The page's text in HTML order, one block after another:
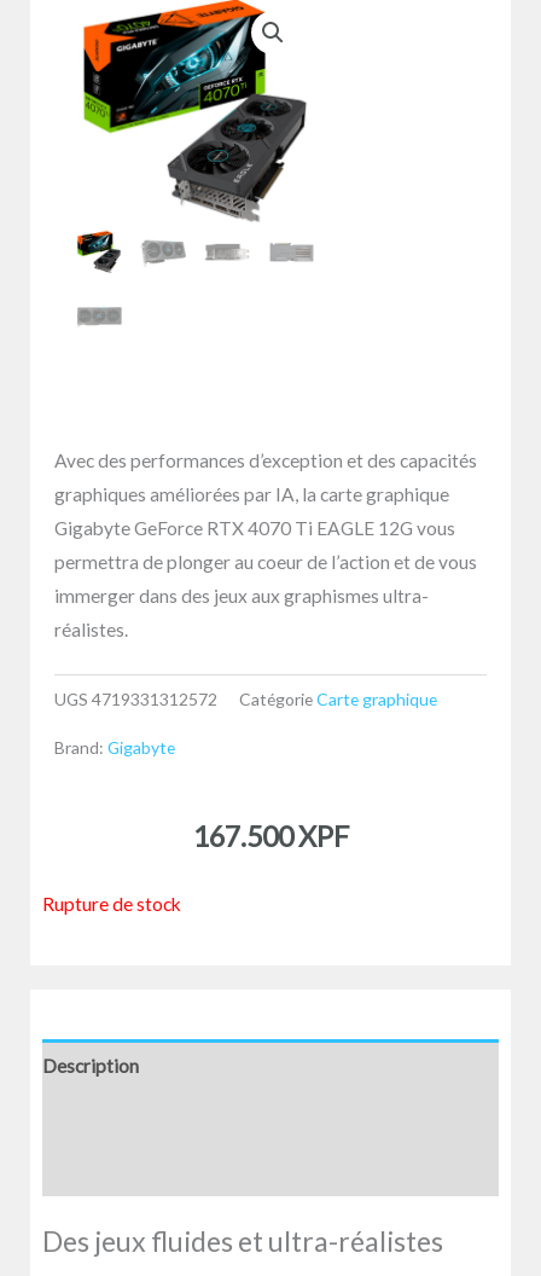
Avec des performances d’exception et des capacités
graphiques améliorées par IA, la carte graphique
Gigabyte GeForce RTX 4070 Ti EAGLE 12G vous
permettra de plonger au coeur de l’action et de vous
immerger dans des jeux aux graphismes ultra-
réalistes.
UGS 4719331312572 CatégorieCarte graphique
Brand: Gigabyte
167.500XPF
Rupture de stock
Description
Des jeux fluides et ultra-réalistes